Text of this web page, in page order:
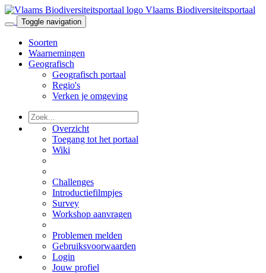
Vlaams Biodiversiteitsportaal
Toggle navigation
Soorten
Waarnemingen
Geografisch
Geografisch portaal
Regio's
Verken je omgeving
Overzicht
Toegang tot het portaal
Wiki
Challenges
Introductiefilmpjes
Survey
Workshop aanvragen
Problemen melden
Gebruiksvoorwaarden
Login
Jouw profiel